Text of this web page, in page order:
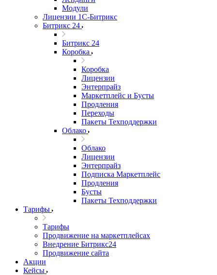
Модули
Лицензии 1С-Битрикс
Битрикс 24
Битрикс 24
Коробка
Коробка
Лицензии
Энтерпрайз
Маркетплейс и Бусты
Продления
Переходы
Пакеты Техподдержки
Облако
Облако
Лицензии
Энтерпрайз
Подписка Маркетплейс
Продления
Бусты
Пакеты Техподдержки
Тарифы
Тарифы
Продвижение на маркетплейсах
Внедрение Битрикс24
Продвижение сайта
Акции
Кейсы